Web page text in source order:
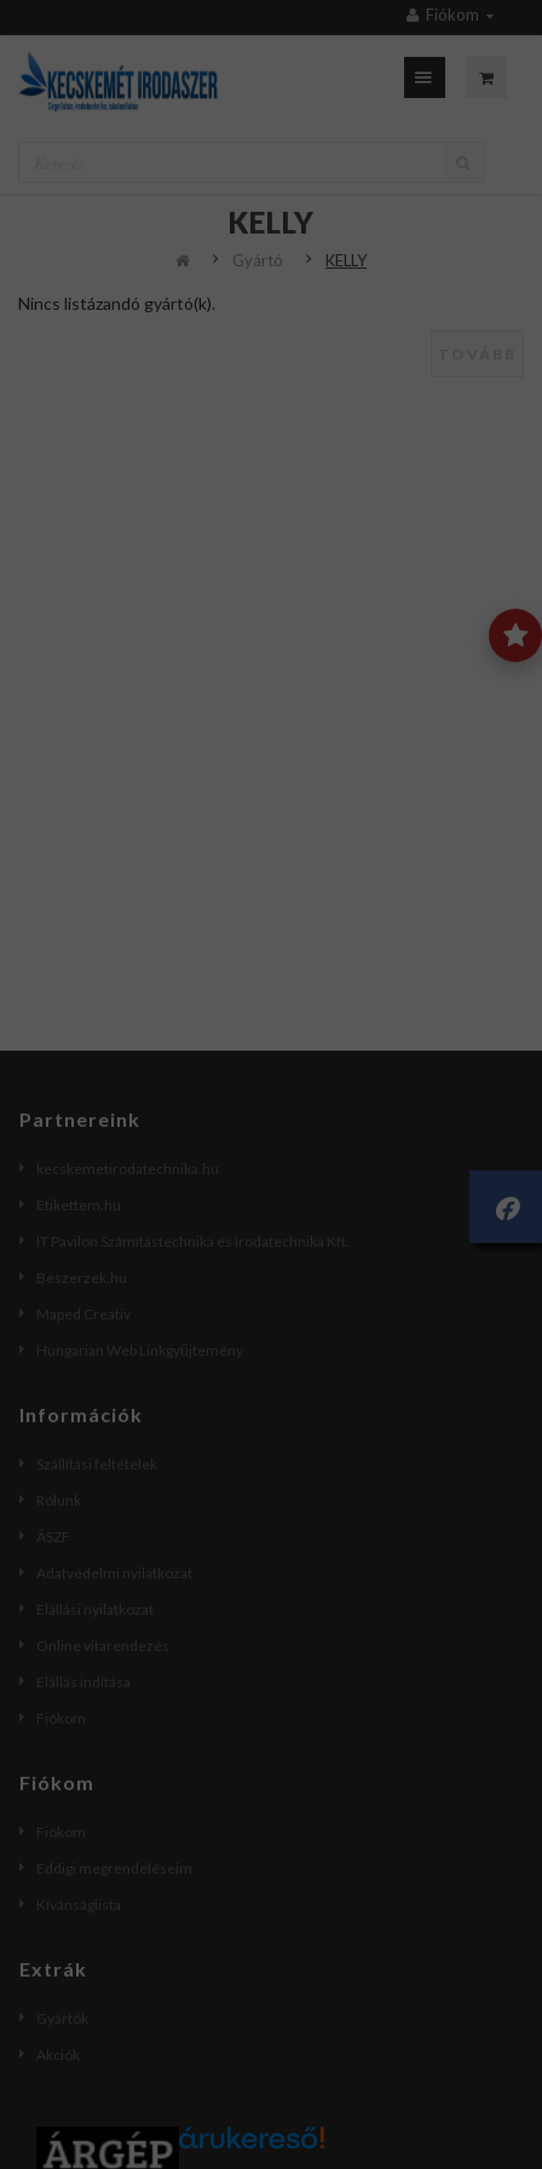
Fiókom
KELLY
Gyártó KELLY
Nincs listázandó gyártó(k).
Partnereink
kecskemetirodatechnika.hu
Etikettem.hu
IT Pavilon Számítástechnika és Irodatechnika Kft.
Beszerzek.hu
Maped Creativ
Hungarian Web Linkgyűjtemény
Információk
Szállítási feltételek
Rólunk
ÁSZF
Adatvédelmi nyilatkozat
Elállási nyilatkozat
Online vitarendezés
Elállás indítása
Fiókom
Fiókom
Fiókom
Eddigi megrendeléseim
Kívánságlista
Extrák
Gyártók
Akciók